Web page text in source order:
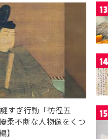
すぎ行動「彷徨五
柔不断な人物像をくつ
】
13
14
15